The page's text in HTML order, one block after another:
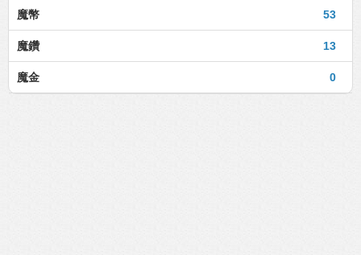
53
魔幣
13
魔鑽
0
魔金